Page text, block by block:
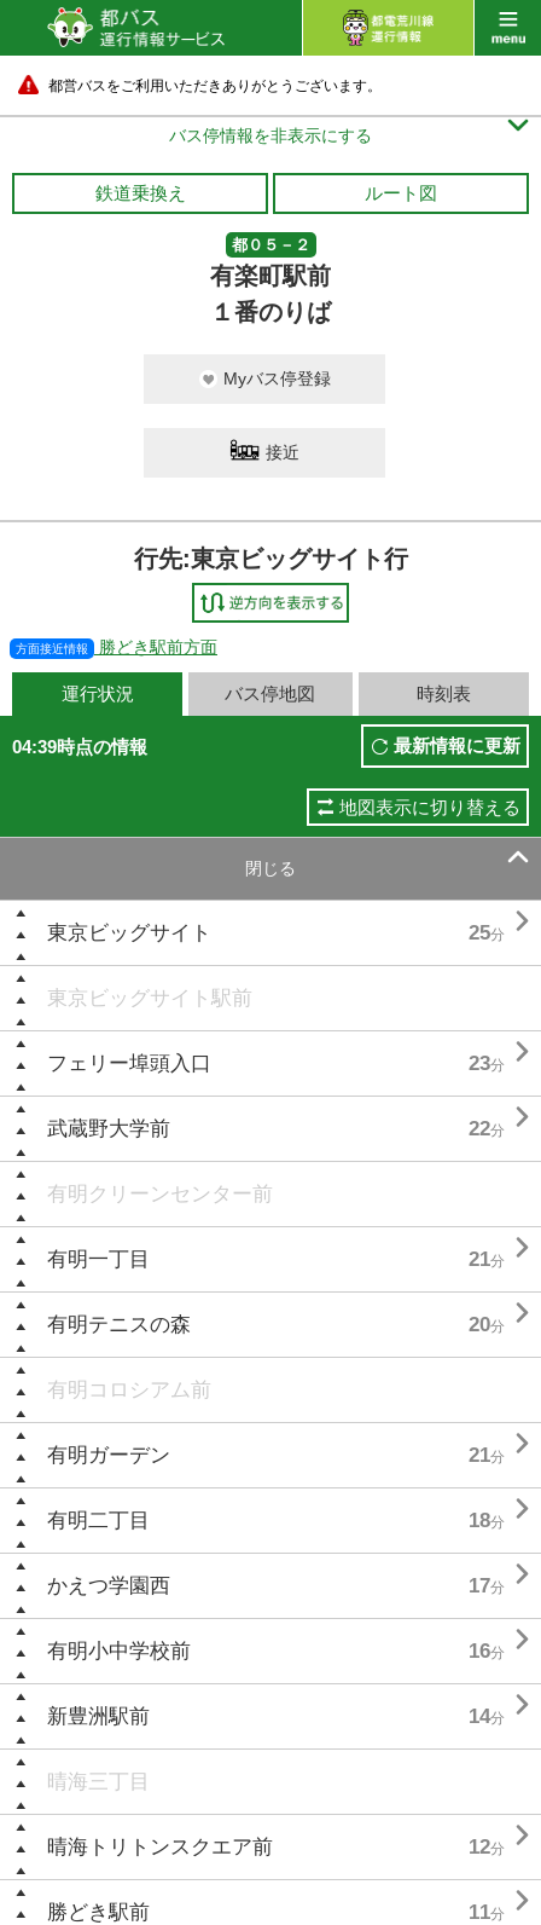
都営バスをご利用いただきありがとうございます。
バス停情報を非表示にする 
鉄道乗換え ルート図
都０５－２
有楽町駅前
１番のりば
Myバス停登録
接近
行先:東京ビッグサイト行
方面接近情報 勝どき駅前方面
運行状況 バス停地図 時刻表
04:39時点の情報 最新情報に更新
地図表示に切り替える
閉じる 
東京ビッグサイト 25分 
東京ビッグサイト駅前
フェリー埠頭入口 23分 
武蔵野大学前 22分 
有明クリーンセンター前
有明一丁目 21分 
有明テニスの森 20分 
有明コロシアム前
有明ガーデン 21分 
有明二丁目 18分 
かえつ学園西 17分 
有明小中学校前 16分 
新豊洲駅前 14分 
晴海三丁目
晴海トリトンスクエア前 12分 
勝どき駅前 11分 